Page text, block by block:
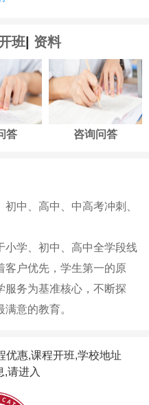
班 资料
答 咨询问答
中、高中、中高考冲刺、
小学、初中、高中全学段线
客户优先，学生第一的原
服务为基准核心，不断探
意的教育。
优惠,课程开班,学校地址
,请进入